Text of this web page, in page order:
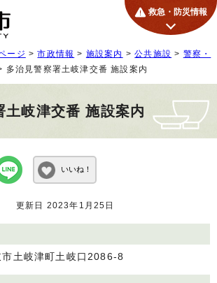
救急・防災情報
ージ >市政情報 > 施設案内 >公共施設 > 警察・
多治見警察署土岐津交番 施設案内
土岐津交番 施設案内
いいね！
更新日 2023年1月25日
土岐津町土岐口2086-8